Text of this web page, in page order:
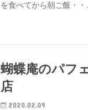
を食べてから朝ご飯・
蝴蝶庵のパフ
店
2020.02.09